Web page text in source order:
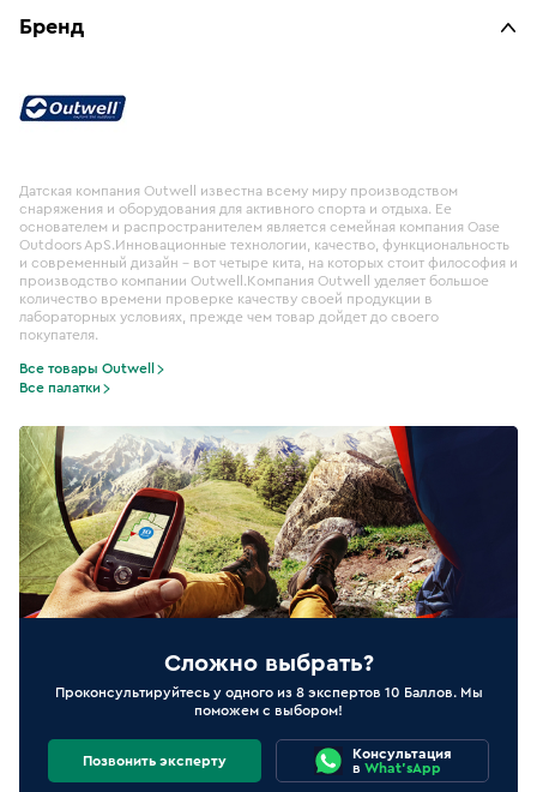
Бренд
Датская компания Outwell известна всему миру производством
снаряжения и оборудования для активного спорта и отдыха. Ее
основателем и распространителем является семейная компания Oase
Outdoors ApS.Инновационные технологии, качество, функциональность
и современный дизайн – вот четыре кита, на которых стоит философия и
производство компании Outwell.Компания Outwell уделяет большое
количество времени проверке качеству своей продукции в
лабораторных условиях, прежде чем товар дойдет до своего
покупателя.
Все товары Outwell
Все палатки
Сложно выбрать?
Проконсультируйтесь у одного из 8 экспертов 10 Баллов. Мы
поможем с выбором!
Позвонить эксперту
Консультация
в What'sApp